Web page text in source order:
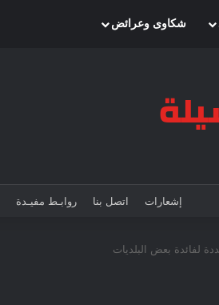
شكاوى وعرائض
إشعارات اتصل بنا روابـط مفيـدة
لفائدة بعض البلديات